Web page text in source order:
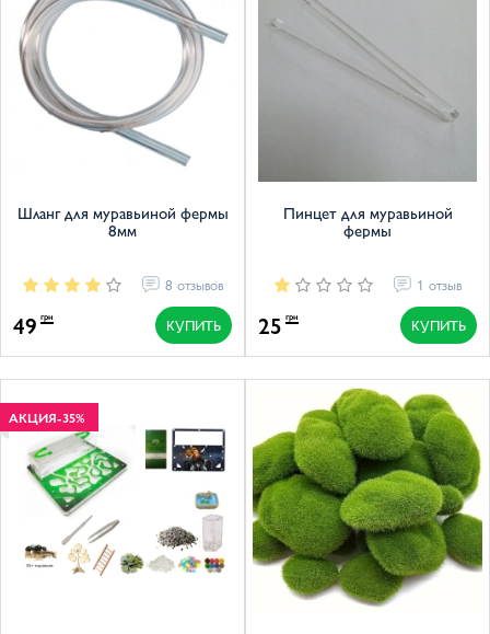
Шланг для муравьиной фермы
8мм
8 отзывов
49 грн КУПИТЬ
Пинцет для муравьиной
фермы
1 отзыв
25 грн КУПИТЬ
АКЦИЯ-35%